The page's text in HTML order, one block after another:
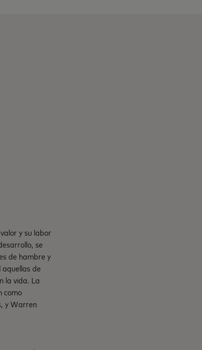
y su labor
se
de hambre y
de
la vida. La
como
y Warren